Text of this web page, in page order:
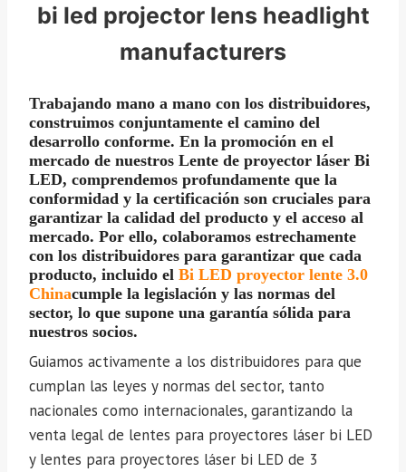
bi led projector lens headlight
manufacturers
Trabajando mano a mano con los distribuidores,
construimos conjuntamente el camino del
desarrollo conforme. En la promoción en el
mercado de nuestros Lente de proyector láser Bi
LED, comprendemos profundamente que la
conformidad y la certificación son cruciales para
garantizar la calidad del producto y el acceso al
mercado. Por ello, colaboramos estrechamente
con los distribuidores para garantizar que cada
producto, incluido el Bi LED proyector lente 3.0
Chinacumple la legislación y las normas del
sector, lo que supone una garantía sólida para
nuestros socios.
Guiamos activamente a los distribuidores para que
cumplan las leyes y normas del sector, tanto
nacionales como internacionales, garantizando la
venta legal de lentes para proyectores láser bi LED
y lentes para proyectores láser bi LED de 3